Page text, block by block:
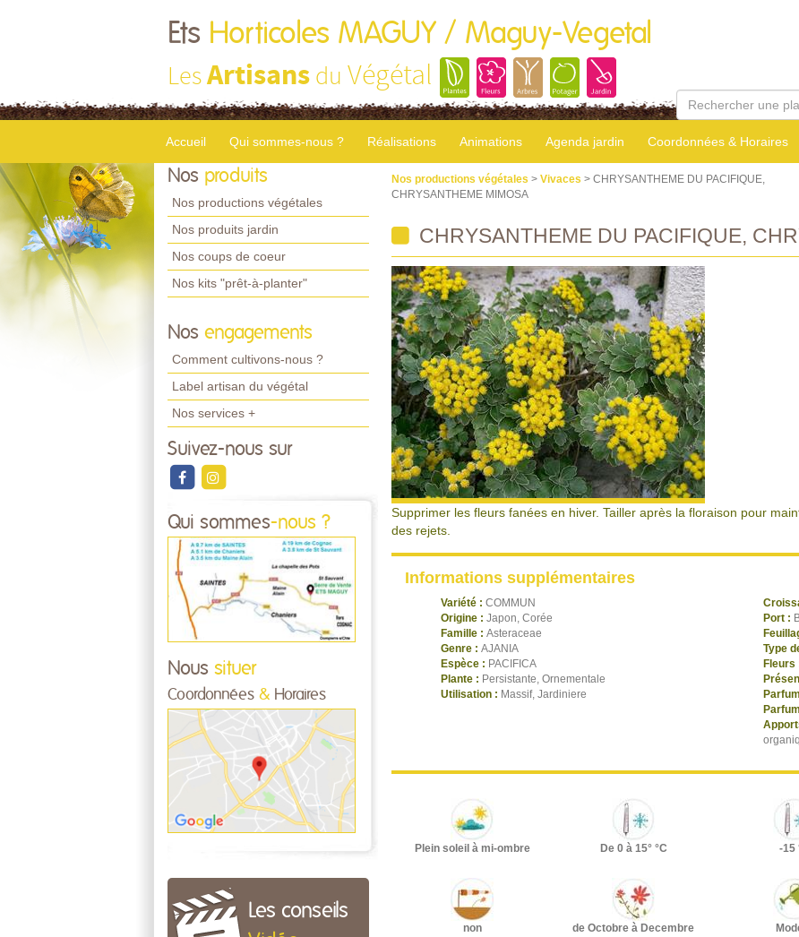
Ets Horticoles MAGUY / Maguy-Vegetal
LesArtisans du Végétal
Accueil Qui sommes-nous ? Réalisations Animations Agenda jardin Coordonnées & Horaires
Nos produits
Nos productions végétales
Nos produits jardin
Nos coups de coeur
Nos kits "prêt-à-planter"
Nos engagements
Comment cultivons-nous ?
Label artisan du végétal
Nos services +
Suivez-nous sur
Qui sommes-nous ?
Nous situer
Coordonnées & Horaires
Les conseils
Nos productions végétales > Vivaces > CHRYSANTHEME DU PACIFIQUE,
CHRYSANTHEME MIMOSA
CHRYSANTHEME DU PACIFIQUE,
Supprimer les fleurs fanées en hiver. Tailler après la floraison pour
des rejets.
Informations supplémentaires
Variété : COMMUN
Origine : Japon, Corée
Famille : Asteraceae
Genre : AJANIA
Espèce : PACIFICA
Plante : Persistante, Ornementale
Utilisation : Massif, Jardiniere
Port :
Type
Fleurs
Plein soleil à mi-ombre De 0 à 15° °C -15
non de Octobre à Decembre